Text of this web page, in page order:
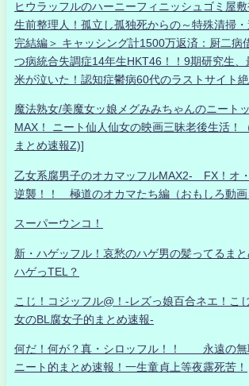
ヒウラッフルのハーニーフィニッシュゴミ屋敷
生前整理人！孤立し孤独死からの～特殊清掃
完結編＞ キャッシング計1500万返済：厨二病
つ病統合失調症14年生HKT46！！9期研究生
米が泣いた！認知症鬱病60代のラストサイト
魔法熟女/美魔女ッ娘メグみみちゃんのニート
MAX！ ニート仙人仙女の映画三昧老後生活！
まとめ速報Z)]
乙女系腐男子のオカマッフルMAX2- FX！オ
逆襲！！ 極道のオカマたち編（おもしろ動画
スーパーウンコ！
新・ハゲッフル！哀愁のハゲ男の髪ってるまと
ハゲっTEL？
こじ！コジッフル@！-レズっ娘百合ネエ！こ
女のBL腐女子的まとめ速報-
何だ！何が？真・シロッフル！！ 永遠の
ニート的まとめ速報！一生童貞上等夜露死苦！